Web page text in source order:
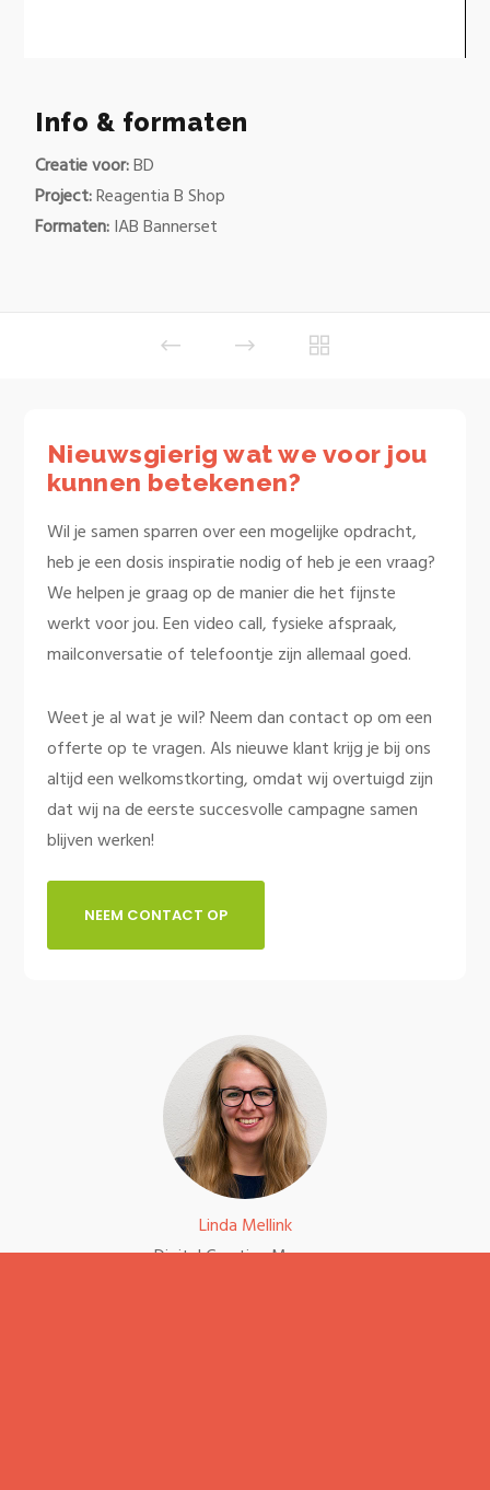
seconds
Info & formaten
Creatie voor:BD
Project:Reagentia B Shop
Formaten:IAB Bannerset
Linda Mellink
Digital Creative Manager
Nieuwsgierig wat we voor jou
kunnen betekenen?
Wil je samen sparren over een mogelijke opdracht,
heb je een dosis inspiratie nodig of heb je een vraag?
We helpen je graag op de manier die het fijnste
werkt voor jou. Een video call, fysieke afspraak,
mailconversatie of telefoontje zijn allemaal goed.
Weet je al wat je wil? Neem dan contact op om een
offerte op te vragen. Als nieuwe klant krijg je bij ons
altijd een welkomstkorting, omdat wij overtuigd zijn
dat wij na de eerste succesvolle campagne samen
blijven werken!
NEEM CONTACT OP